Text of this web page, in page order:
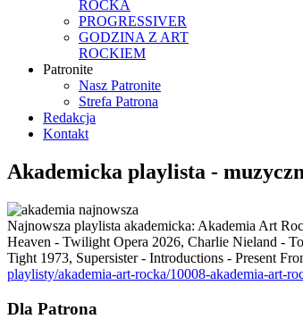
ROCKA
PROGRESSIVER
GODZINA Z ART
ROCKIEM
Patronite
Nasz Patronite
Strefa Patrona
Redakcja
Kontakt
Akademicka playlista -
Najnowsza playlista akademicka: Akademia Art
Heaven - Twilight Opera 2026, Charlie Nieland -
Tight 1973, Supersister - Introductions - Present
playlisty/akademia-art-rocka/10008-akademia-art-
Dla Patrona